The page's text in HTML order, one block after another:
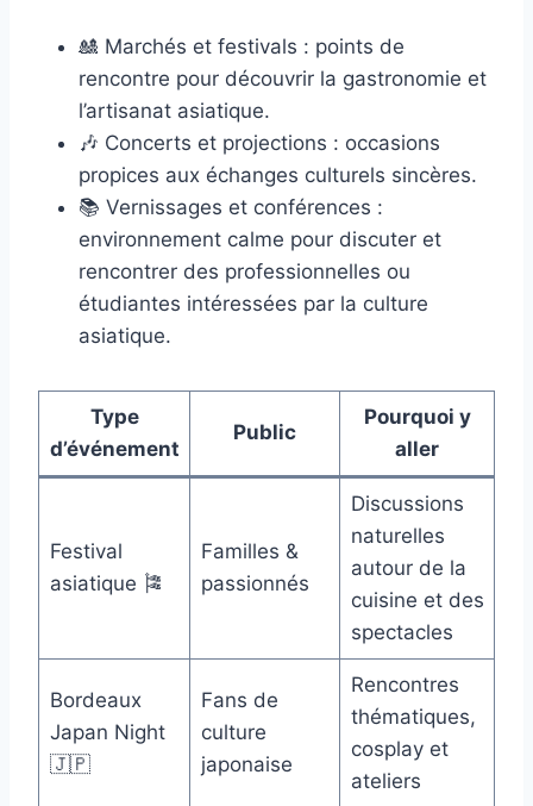
🎎 Marchés et festivals : points de
rencontre pour découvrir la gastronomie et
l’artisanat asiatique.
🎶 Concerts et projections : occasions
propices aux échanges culturels sincères.
📚 Vernissages et conférences :
environnement calme pour discuter et
rencontrer des professionnelles ou
étudiantes intéressées par la culture
asiatique.
Type
d’événement
Public
Pourquoi y
aller
Festival
asiatique 🎏
Familles &
passionnés
Discussions
naturelles
autour de la
cuisine et des
spectacles
Bordeaux
Japan Night
🇯🇵
Fans de
culture
japonaise
Rencontres
thématiques,
cosplay et
ateliers